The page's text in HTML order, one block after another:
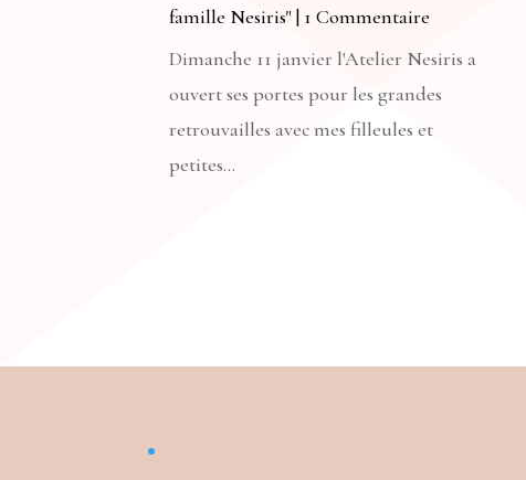
famille Nesiris"| 1 Commentaire
Dimanche 11 janvier l'Atelier Nesiris a
ouvert ses portes pour les grandes
retrouvailles avec mes filleules et
petites...